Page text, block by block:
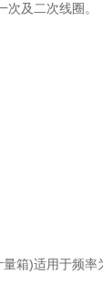
及二次线圈。
)适用于频率